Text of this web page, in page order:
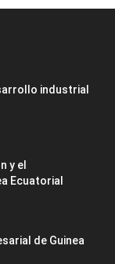
industrial
y el
Ecuatorial
de Guinea